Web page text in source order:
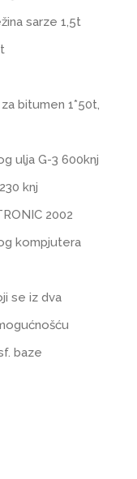
sarze 1,5t
bitumen 1*50t,
ulja G-3 600knj
knj
2002
kompjutera
se iz dva
baze